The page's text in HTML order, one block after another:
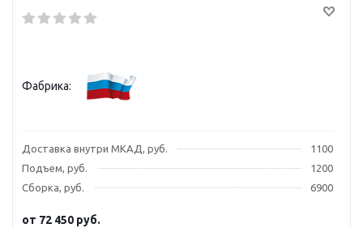
Фабрика:
Доставка внутри МКАД, руб.
1100
Подъем, руб.
1200
Сборка, руб.
6900
от 72 450 руб.